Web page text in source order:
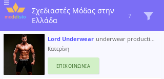
Σχεδιαστές Μόδας στην
Ελλάδα
7
Lord Underwear underwear production
Κατερίνη
ΕΠΙΚΟΙΝΩΝΊΑ